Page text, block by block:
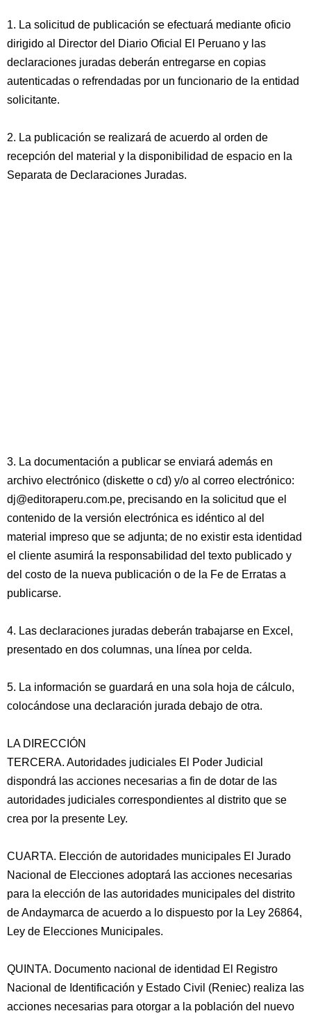
1. La solicitud de publicación se efectuará mediante oficio
dirigido al Director del Diario Oficial El Peruano y las
declaraciones juradas deberán entregarse en copias
autenticadas o refrendadas por un funcionario de la entidad
solicitante.
2. La publicación se realizará de acuerdo al orden de
recepción del material y la disponibilidad de espacio en la
Separata de Declaraciones Juradas.
3. La documentación a publicar se enviará además en
archivo electrónico (diskette o cd) y/o al correo electrónico:
dj@editoraperu.com.pe, precisando en la solicitud que el
contenido de la versión electrónica es idéntico al del
material impreso que se adjunta; de no existir esta identidad
el cliente asumirá la responsabilidad del texto publicado y
del costo de la nueva publicación o de la Fe de Erratas a
publicarse.
4. Las declaraciones juradas deberán trabajarse en Excel,
presentado en dos columnas, una línea por celda.
5. La información se guardará en una sola hoja de cálculo,
colocándose una declaración jurada debajo de otra.
LA DIRECCIÓN
TERCERA. Autoridades judiciales El Poder Judicial
dispondrá las acciones necesarias a fin de dotar de las
autoridades judiciales correspondientes al distrito que se
crea por la presente Ley.
CUARTA. Elección de autoridades municipales El Jurado
Nacional de Elecciones adoptará las acciones necesarias
para la elección de las autoridades municipales del distrito
de Andaymarca de acuerdo a lo dispuesto por la Ley 26864,
Ley de Elecciones Municipales.
QUINTA. Documento nacional de identidad El Registro
Nacional de Identificación y Estado Civil (Reniec) realiza las
acciones necesarias para otorgar a la población del nuevo